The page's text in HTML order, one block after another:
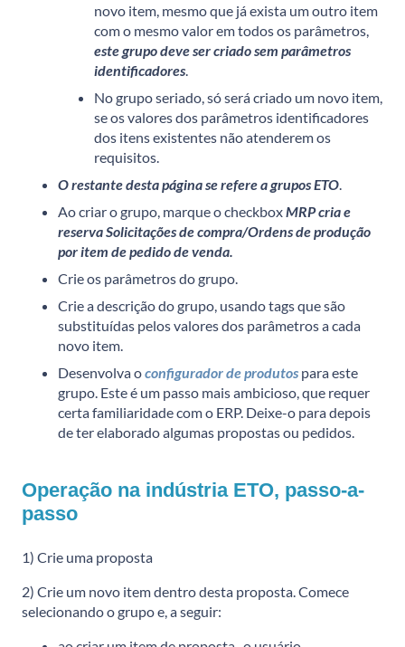
novo item, mesmo que já exista um outro item
com o mesmo valor em todos os parâmetros,
este grupo deve ser criado sem parâmetros
identificadores
No grupo seriado, só será criado um novo item,
se os valores dos parâmetros identificadores
dos itens existentes não atenderem os
requisitos.
O restante desta página se refere a grupos ETO
Ao criar o grupo, marque o checkbox MRP cria e
reserva Solicitações de compra/Ordens de produção
por item de pedido de venda.
Crie os parâmetros do grupo.
Crie a descrição do grupo, usando tags que são
substituídas pelos valores dos parâmetros a cada
novo item.
Desenvolva oconfigurador de produtos para este
grupo. Este é um passo mais ambicioso, que requer
certa familiaridade com o ERP. Deixe-o para depois
de ter elaborado algumas propostas ou pedidos.
Operação na indústria ETO, passo-a-
passo
1) Crie uma proposta
2) Crie um novo item dentro desta proposta. Comece
selecionando o grupo e, a seguir: